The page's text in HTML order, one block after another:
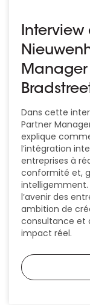
Manager
Dans cette
Partner
explique
l’intégration
entreprises à
conformité et,
intelligemment.
l’avenir des
ambition de
consultance et
impact réel.